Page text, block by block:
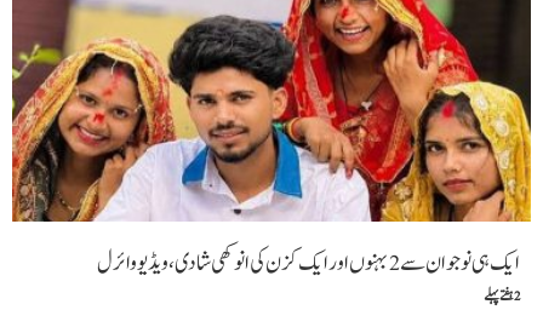
ایک ہی نوجوان سے 2 بہنوں اور ایک کزن کی انوکھی شادی ،ویڈیو وائرل
2 ہفتے پہلے